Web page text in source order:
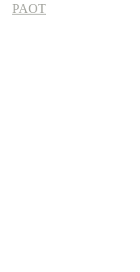
PAOT